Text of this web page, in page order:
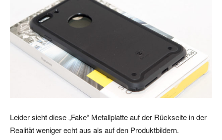
Leider sieht diese „Fake“ Metallplatte auf der Rückseite in der
Realität weniger echt aus als auf den Produktbildern.